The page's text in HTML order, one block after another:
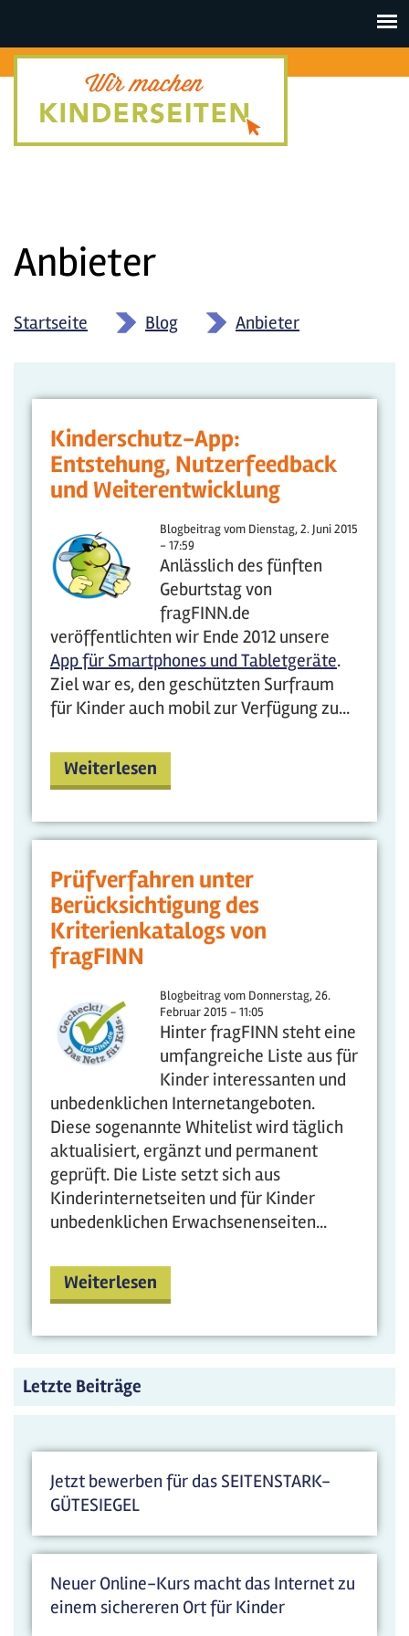
Toggle
Anbieter
Startseite » Blog » Anbieter
Kinderschutz-App:
Entstehung, Nutzerfeedback
und Weiterentwicklung
Blogbeitrag vom Dienstag, 2. Juni 2015
- 17:59
Anlässlich des fünften
Geburtstag von
fragFINN.de
veröffentlichten wir Ende 2012 unsere
App für Smartphones und Tabletgeräte.
Ziel war es, den geschützten Surfraum
für Kinder auch mobil zur Verfügung zu...
Weiterlesen
Prüfverfahren unter
Berücksichtigung des
Kriterienkatalogs von
fragFINN
Blogbeitrag vom Donnerstag, 26.
Februar 2015 - 11:05
Hinter fragFINN steht eine
umfangreiche Liste aus für
Kinder interessanten und
unbedenklichen Internetangeboten.
Diese sogenannte Whitelist wird täglich
aktualisiert, ergänzt und permanent
geprüft. Die Liste setzt sich aus
Kinderinternetseiten und für Kinder
unbedenklichen Erwachsenenseiten...
Weiterlesen
Letzte Beiträge
Jetzt bewerben für das SEITENSTARK-
GÜTESIEGEL
Neuer Online-Kurs macht das Internet zu
einem sichereren Ort für Kinder